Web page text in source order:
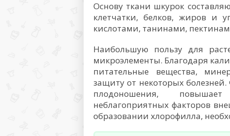
Основу ткани шкурок
клетчатки, белков, жиров и
кислотами, танинами,
Наибольшую пользу для
микроэлементы. Благодаря
питательные вещества,
защиту от некоторых
плодоношения,
неблагоприятных факторов
образовании хлорофилла,